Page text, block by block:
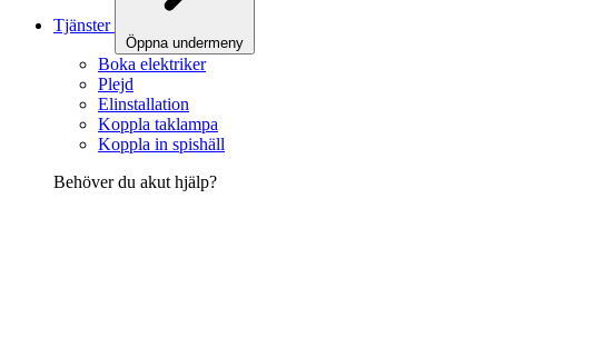
Tjänster
Öppna undermeny
Boka elektriker
Plejd
Elinstallation
Koppla taklampa
Koppla in spishäll
Behöver du akut hjälp?